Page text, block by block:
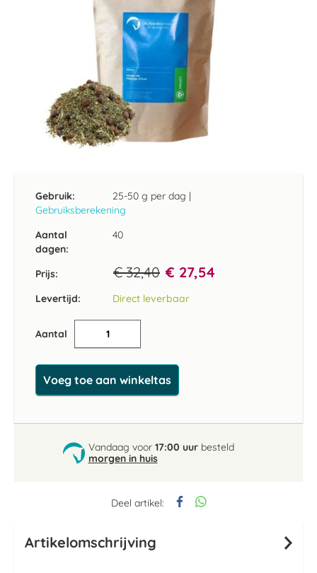
Deel artikel:
Gebruik: 25-50 g per dag |
Gebruiksberekening
Aantal
dagen:
40
Prijs: € 32,40 € 27,54
Levertijd: Direct leverbaar
Aantal
Voeg toe aan winkeltas
Vandaag voor 17:00 uurbesteld
morgen in huis
begin
afbeeldingen-
Artikelomschrijving